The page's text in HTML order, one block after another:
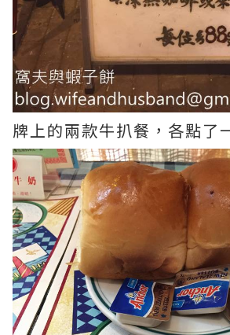
牌上的兩款牛扒餐，各點了